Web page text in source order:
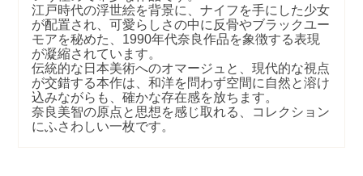
江戸時代の浮世絵を背景に、ナイフを手にした少女
が配置され、可愛らしさの中に反骨やブラックユー
モアを秘めた、1990年代奈良作品を象徴する表現
が凝縮されています。
伝統的な日本美術へのオマージュと、現代的な視点
が交錯する本作は、和洋を問わず空間に自然と溶け
込みながらも、確かな存在感を放ちます。
奈良美智の原点と思想を感じ取れる、コレクション
にふさわしい一枚です。